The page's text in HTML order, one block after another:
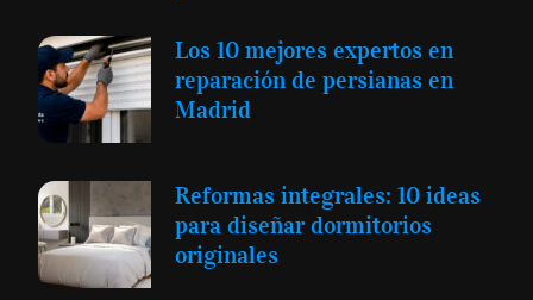
Los 10 mejores expertos en
reparación de persianas en
Madrid
Reformas integrales: 10 ideas
para diseñar dormitorios
originales